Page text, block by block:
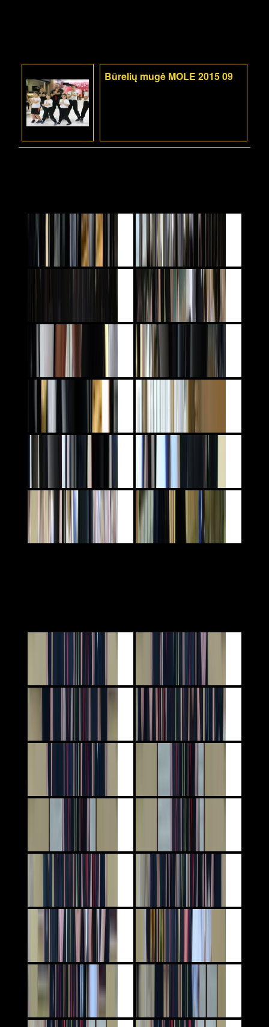
Būrelių mugė MOLE 2015 09